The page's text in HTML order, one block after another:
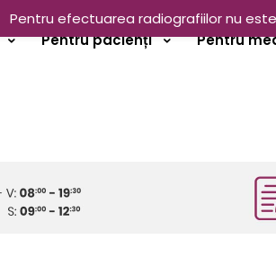
Pentru pacienți Pentru
Pentru efectuarea radiografiilor nu